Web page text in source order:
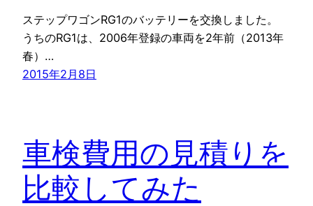
ステップワゴンRG1のバッテリーを交換しました。
うちのRG1は、2006年登録の車両を2年前（2013年
春）…
2015年2月8日
車検費用の見積りを
比較してみた